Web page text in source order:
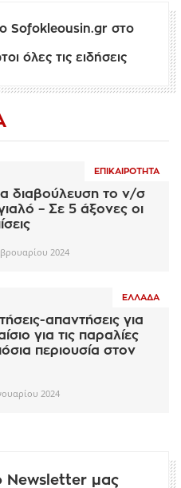
Sofokleousin.gr στο
όλες τις ειδήσεις
ΕΠΙΚΑΙΡΌΤΗΤΑ
διαβούλευση το ν/σ
– Σε 5 άξονες οι
2024
ΕΛΛΆΔΑ
απαντήσεις για
για τις παραλίες
περιουσία στον
2024
Newsletter μας